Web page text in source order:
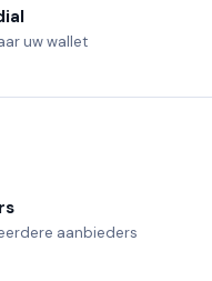
uw wallet
aanbieders